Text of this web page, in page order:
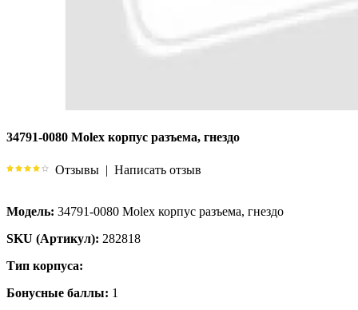
34791-0080 Molex корпус разъема, гнездо
Отзывы | Написать отзыв
Модель: 34791-0080 Molex корпус разъема, гнездо
SKU (Артикул): 282818
Тип корпуса:
Бонусные баллы: 1